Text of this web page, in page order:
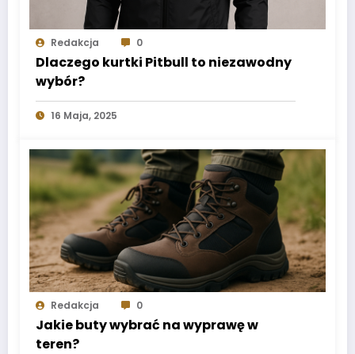
Redakcja 0
Dlaczego kurtki Pitbull to niezawodny
wybór?
16 Maja, 2025
Redakcja 0
Jakie buty wybrać na wyprawę w
teren?